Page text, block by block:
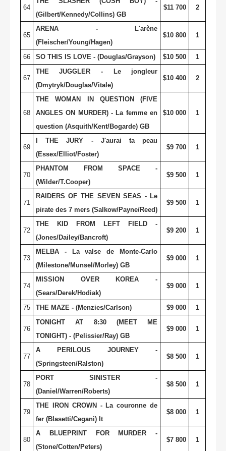
64
(Gilbert/Kennedy/Collins) GB
$11 700 2
65
ARENA - L'arène
(Fleischer/Young/Hagen)
$10 800 1
66 SO THIS IS LOVE - (Douglas/Grayson) $10 500 1
67
THE JUGGLER - Le jongleur
(Dmytryk/Douglas/Vitale)
$10 400 2
68
THE WOMAN IN QUESTION (FIVE
ANGLES ON MURDER) - La femme en
question (Asquith/Kent/Bogarde) GB
$10 000 1
69
I THE JURY - J'aurai ta peau
(Essex/Elliot/Foster)
$9 700 1
70
PHANTOM FROM SPACE -
(Wilder/T.Cooper)
$9 500 1
71
RAIDERS OF THE SEVEN SEAS - Le
pirate des 7 mers (Salkow/Payne/Reed)
$9 500 1
72
THE KID FROM LEFT FIELD -
(Jones/Dailey/Bancroft)
$9 200 1
73
MELBA - La valse de Monte-Carlo
(Milestone/Munsel/Morley) GB
$9 000 1
74
MISSION OVER KOREA -
(Sears/Derek/Hodiak)
$9 000 1
75 THE MAZE - (Menzies/Carlson) $9 000 1
76
TONIGHT AT 8:30 (MEET ME
TONIGHT) - (Pelissier/Ray) GB
$9 000 1
77
A PERILOUS JOURNEY -
(Springsteen/Ralston)
$8 500 1
78
PORT SINISTER -
(Daniel/Warren/Roberts)
$8 500 1
79
THE IRON CROWN - La couronne de
fer (Blasetti/Cegani) It
$8 000 1
80
A BLUEPRINT FOR MURDER -
(Stone/Cotten/Peters)
$7 800 1